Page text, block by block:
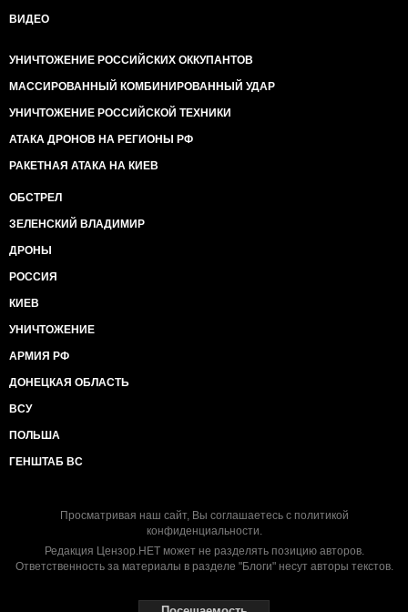
ВИДЕО
УНИЧТОЖЕНИЕ РОССИЙСКИХ ОККУПАНТОВ
МАССИРОВАННЫЙ КОМБИНИРОВАННЫЙ УДАР
УНИЧТОЖЕНИЕ РОССИЙСКОЙ ТЕХНИКИ
АТАКА ДРОНОВ НА РЕГИОНЫ РФ
РАКЕТНАЯ АТАКА НА КИЕВ
ОБСТРЕЛ
ЗЕЛЕНСКИЙ ВЛАДИМИР
ДРОНЫ
РОССИЯ
КИЕВ
УНИЧТОЖЕНИЕ
АРМИЯ РФ
ДОНЕЦКАЯ ОБЛАСТЬ
ВСУ
ПОЛЬША
ГЕНШТАБ ВС
Просматривая наш сайт, Вы соглашаетесь с политикой
конфиденциальности.
Редакция Цензор.НЕТ может не разделять позицию авторов.
Ответственность за материалы в разделе "Блоги" несут авторы текстов.